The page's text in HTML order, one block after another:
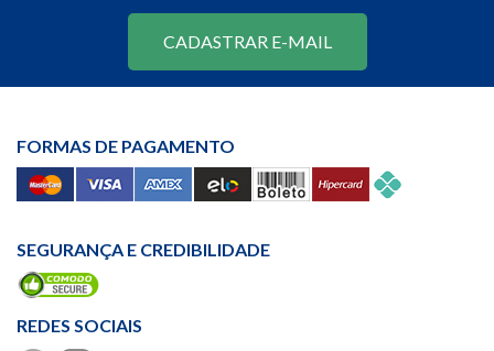
CADASTRAR E-MAIL
FORMAS DE PAGAMENTO
SEGURANÇA E CREDIBILIDADE
REDES SOCIAIS